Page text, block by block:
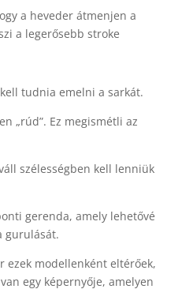
a heveder átmenjen a
a legerősebb stroke
tudnia emelni a sarkát.
„rúd”. Ez megismétli az
szélességben kell lenniük
gerenda, amely lehetővé
gurulását.
ezek modellenként eltérőek,
egy képernyője, amelyen